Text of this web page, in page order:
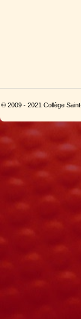
© 2009 - 2021 Collège